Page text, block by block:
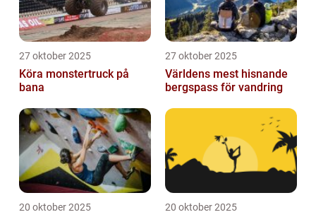
27 oktober 2025
Köra monstertruck på
bana
27 oktober 2025
Världens mest hisnande
bergspass för vandring
20 oktober 2025 20 oktober 2025